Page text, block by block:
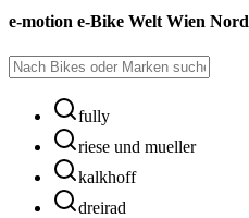
e-motion e-Bike Welt Wien Nord
fully
riese und mueller
kalkhoff
dreirad